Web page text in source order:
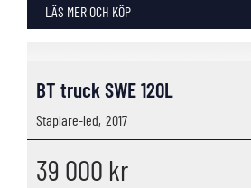
LÄS MER OCH KÖP
BT truck SWE 120L
Staplare-led, 2017
39 000 kr